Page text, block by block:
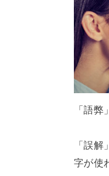
「語弊
「誤
字が使